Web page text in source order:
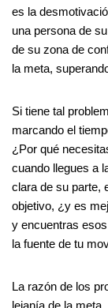
es la
una persona de
de su zona de
la meta,
Si tiene tal
marcando el
¿Por qué
cuando llegues a
clara de su parte,
objetivo, ¿y es
y encuentras
la fuente de tu
La razón de los
lejanía de la